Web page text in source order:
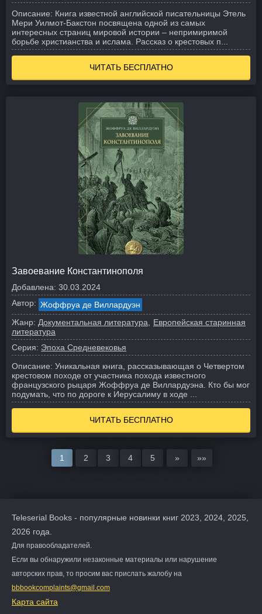
Описание: Книга известной английской писательницы Этель
Мери Уилмот-Бакстон посвящена одной из самых
интересных страниц мировой истории – непримиримой
борьбе христианства и ислама. Рассказ о крестовых п...
ЧИТАТЬ БЕСПЛАТНО
Завоевание Константинополя
Добавлена: 30.03.2024
Автор: Жоффруа де Виллардуэн
Жанр: Документальная литература
Европейская старинная
литература
Серия: Эпоха Средневековья
Описание: Уникальная книга, рассказывающая о Четвертом
крестовом походе от участника похода известного
французского рыцаря Жоффруа де Виллардуэна. Кто бы мог
подумать, что по дороге к Иерусалиму в ходе ...
ЧИТАТЬ БЕСПЛАТНО
1 2 3 4 5 » »»
Teleserial Books - популярные новинки книг 2023, 2024, 2025,
2026 года.
Для правообладателей.
Если вы обнаружили незаконные материалы или нарушение
авторских прав, то просим вас прислать жалобу на
bbbookcomplaints@gmail.com
Карта сайта